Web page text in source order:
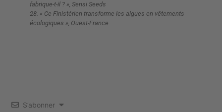
fabrique-t-il ? », Sensi Seeds
28. « Ce Finistérien transforme les algues en vêtements
écologiques », Ouest-France
S’abonner